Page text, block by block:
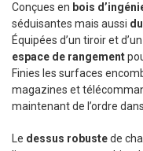
Conçues en bois
séduisantes mais aussi
Équipées d’un tiroir et
espace de rangement
Finies les surfaces
magazines et
maintenant de l’ordre
Le dessus robustede